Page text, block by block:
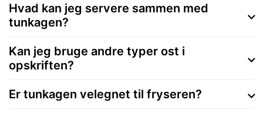
Hvad kan jeg servere sammen med
tunkagen?
Kan jeg bruge andre typer ost i
opskriften?
Er tunkagen velegnet til fryseren?